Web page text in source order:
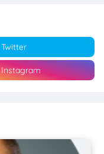
Twitter
Instagram